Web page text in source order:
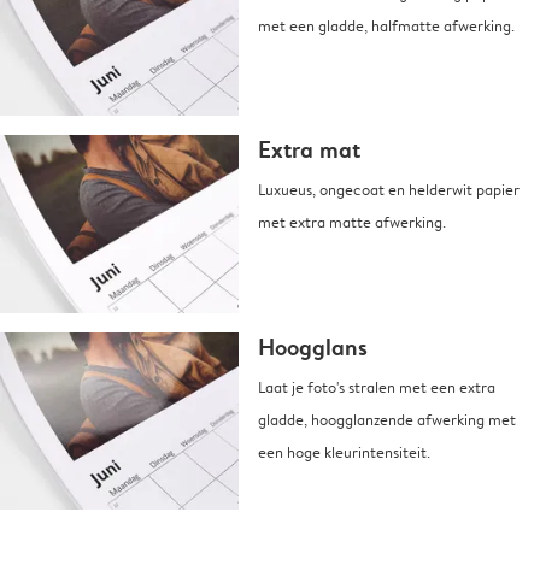
met een gladde, halfmatte afwerking.
Extra mat
Luxueus, ongecoat en helderwit papier
met extra matte afwerking.
Hoogglans
Laat je foto's stralen met een extra
gladde, hoogglanzende afwerking met
een hoge kleurintensiteit.